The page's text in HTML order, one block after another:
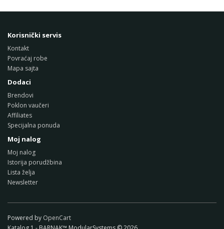
Korisnički servis
Kontakt
Povraćaj robe
Mapa sajta
Dodaci
Brendovi
Poklon vaučeri
Affiliates
Specijalna ponuda
Moj nalog
Moj nalog
Istorija porudžbina
Lista želja
Newsletter
Powered by OpenCart